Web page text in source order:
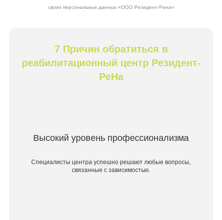
своих персональных данных «ООО Резидент-Рена»
7 Причин обратиться в
реабилитационный центр Резидент-
РеНа
Высокий уровень профессионализма
Специалисты центра успешно решают любые вопросы,
связанные с зависимостью.